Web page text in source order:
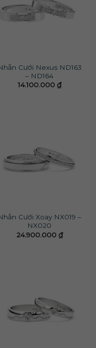
Cưới Nexus ND163
– ND164
14.100.000 ₫
Cưới Xoay NX019 –
NX020
24.900.000 ₫